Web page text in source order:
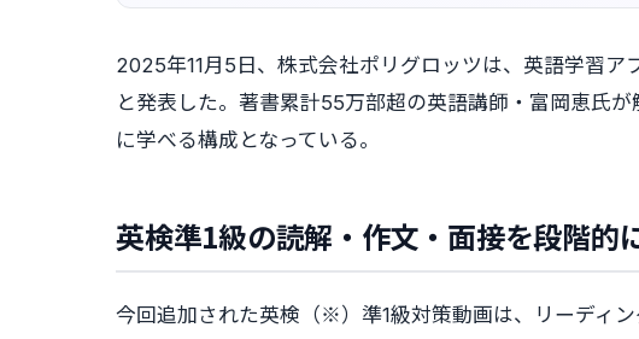
2025年11月5日、株式会社ポリグロッツは、英語学習
と発表した。著書累計55万部超の英語講師・富岡恵氏
に学べる構成となっている。
英検準1級の読解・作文・面接を段階的
今回追加された英検（※）準1級対策動画は、リーディ